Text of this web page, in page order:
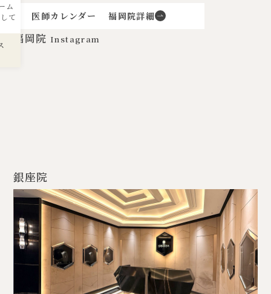
ム
て
医師カレンダー 福岡院詳細
福岡院 Instagram
銀座院